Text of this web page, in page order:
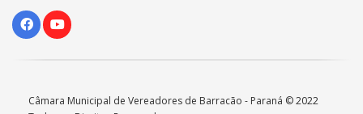
Câmara Municipal de Vereadores de Barracão - Paraná © 2022